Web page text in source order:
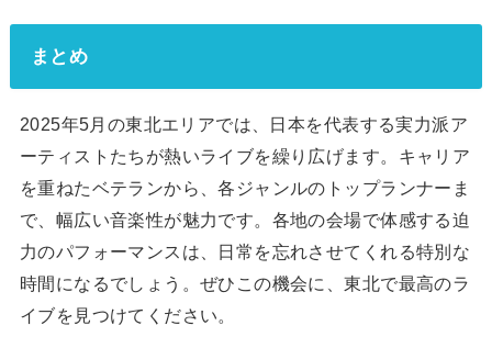
まとめ
2025年5月の東北エリアでは、日本を代表する実力派ア
ーティストたちが熱いライブを繰り広げます。キャリア
を重ねたベテランから、各ジャンルのトップランナーま
で、幅広い音楽性が魅力です。各地の会場で体感する迫
力のパフォーマンスは、日常を忘れさせてくれる特別な
時間になるでしょう。ぜひこの機会に、東北で最高のラ
イブを見つけてください。